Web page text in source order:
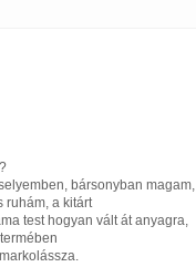
bársonyban magam,
ruhám, a kitárt
test hogyan vált át anyagra,